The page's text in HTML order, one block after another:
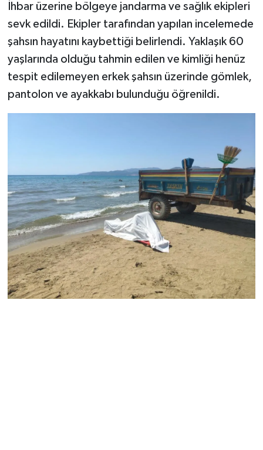
İhbar üzerine bölgeye jandarma ve sağlık ekipleri
sevk edildi. Ekipler tarafından yapılan incelemede
şahsın hayatını kaybettiği belirlendi. Yaklaşık 60
yaşlarında olduğu tahmin edilen ve kimliği henüz
tespit edilemeyen erkek şahsın üzerinde gömlek,
pantolon ve ayakkabı bulunduğu öğrenildi.